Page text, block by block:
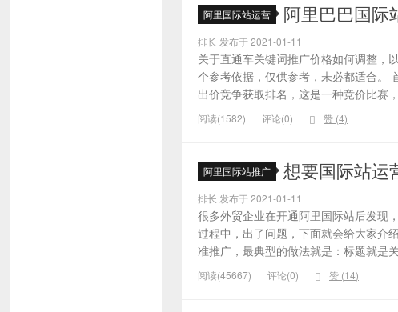
阿里国际站运营 阿里巴巴国
排长 发布于 2021-01-11
关于直通车关键词推广价格如何调整，
个参考依据，仅供参考，未必都适合。
出价竞争获取排名，这是一种竞价比赛
阅读(1582) 评论(0) 赞 (4)
阿里国际站推广 想要国际站运
排长 发布于 2021-01-11
很多外贸企业在开通阿里国际站后发现
过程中，出了问题，下面就会给大家介
准推广，最典型的做法就是：标题就是
阅读(45667) 评论(0) 赞 (14)